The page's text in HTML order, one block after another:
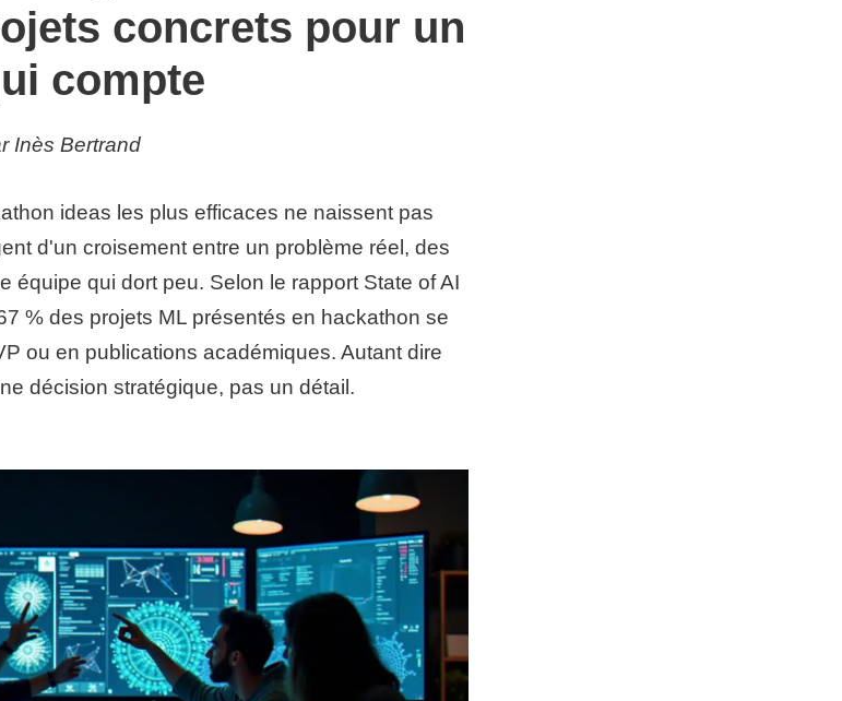
concrets pour un
compte
Inès Bertrand
ideas les plus efficaces ne naissent pas
d'un croisement entre un problème réel, des
équipe qui dort peu. Selon le rapport State of AI
% des projets ML présentés en hackathon se
ou en publications académiques. Autant dire
décision stratégique, pas un détail.